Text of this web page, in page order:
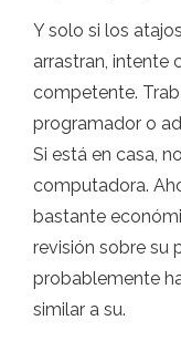
Y solo si los
arrastran, intente
competente.
programador o
Si está en casa,
computadora.
bastante
revisión sobre su
probablemente
similar a su.